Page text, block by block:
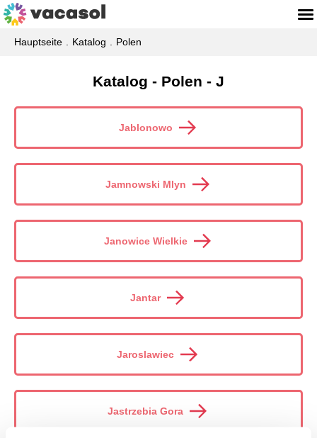
Hauptseite Katalog Polen
Katalog - Polen - J
Jablonowo
Jamnowski Mlyn
Janowice Wielkie
Jantar
Jaroslawiec
Jastrzebia Gora